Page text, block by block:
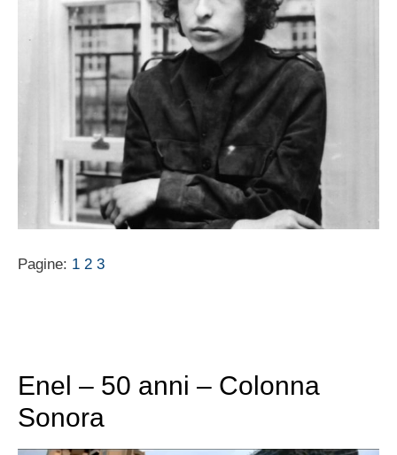
Pagine: 1 2 3
Enel – 50 anni – Colonna
Sonora